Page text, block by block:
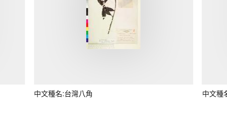
中文種名:台灣八角 中文種